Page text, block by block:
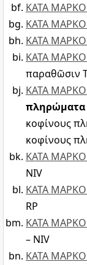
ΚΑΤΑ
ΚΑΤΑ
ΚΑΤΑ
ΚΑΤΑ
παραθῶσιν
ΚΑΤΑ
πληρώματα
κοφίνους
κοφίνους
ΚΑΤΑ
NIV
ΚΑΤΑ
RP
ΚΑΤΑ
– NIV
ΚΑΤΑ